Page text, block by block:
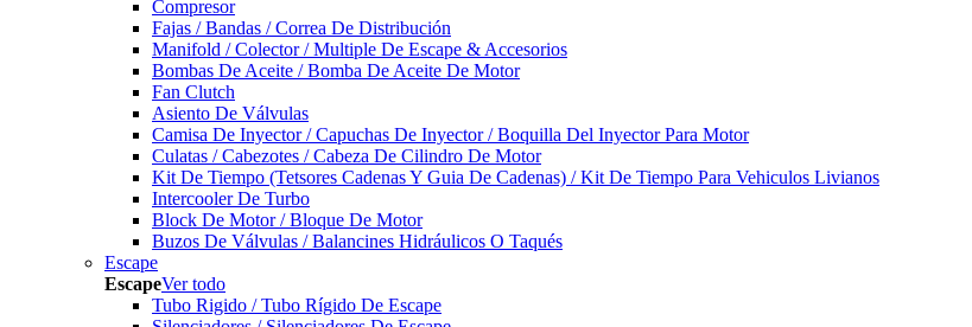
Compresor
Fajas / Bandas / Correa De Distribución
Manifold / Colector / Multiple De Escape & Accesorios
Bombas De Aceite / Bomba De Aceite De Motor
Fan Clutch
Asiento De Válvulas
Camisa De Inyector / Capuchas De Inyector / Boquilla Del Inyector Para Motor
Culatas / Cabezotes / Cabeza De Cilindro De Motor
Kit De Tiempo (Tetsores Cadenas Y Guia De Cadenas) / Kit De Tiempo Para Vehiculos Livianos
Intercooler De Turbo
Block De Motor / Bloque De Motor
Buzos De Válvulas / Balancines Hidráulicos O Taqués
Escape
EscapeVer todo
Tubo Rigido / Tubo Rígido De Escape